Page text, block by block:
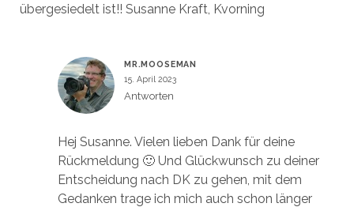
übergesiedelt ist!! Susanne Kraft, Kvorning
MR.MOOSEMAN
15. April 2023
Antworten
Hej Susanne. Vielen lieben Dank für deine
Rückmeldung 🙂 Und Glückwunsch zu deiner
Entscheidung nach DK zu gehen, mit dem
Gedanken trage ich mich auch schon länger